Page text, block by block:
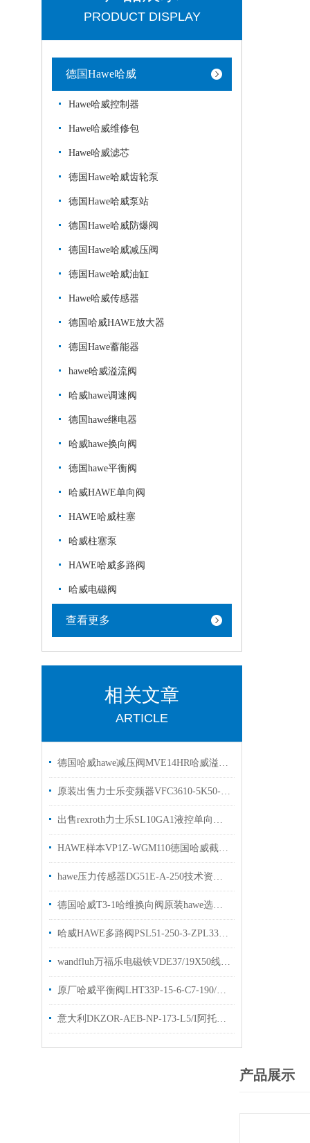
PRODUCT DISPLAY
德国Hawe哈威
Hawe哈威控制器
Hawe哈威维修包
Hawe哈威滤芯
德国Hawe哈威齿轮泵
德国Hawe哈威泵站
德国Hawe哈威防爆阀
德国Hawe哈威减压阀
德国Hawe哈威油缸
Hawe哈威传感器
德国哈威HAWE放大器
德国Hawe蓄能器
hawe哈威溢流阀
哈威hawe调速阀
德国hawe继电器
哈威hawe换向阀
德国hawe平衡阀
哈威HAWE单向阀
HAWE哈威柱塞
哈威柱塞泵
HAWE哈威多路阀
哈威电磁阀
查看更多
相关文章
ARTICLE
德国哈威hawe减压阀MVE14HR哈威溢流阀现货出售
原装出售力士乐变频器VFC3610-5K50-3P4-MNA
出售rexroth力士乐SL10GA1液控单向阀R900483370
HAWE样本VP1Z-WGM110德国哈威截止换向阀现货供应
hawe压力传感器DG51E-A-250技术资料原装出售
德国哈威T3-1哈维换向阀原装hawe选购指南
哈威HAWE多路阀PSL51-250-3-ZPL33-5-42H3两联 简介
wandfluh万福乐电磁铁VDE37/19X50线圈有库存欢迎选购
原厂哈威平衡阀LHT33P-15-6-C7-190/210压力阀样本
意大利DKZOR-AEB-NP-173-L5/I阿托斯atos比例阀
产品展示